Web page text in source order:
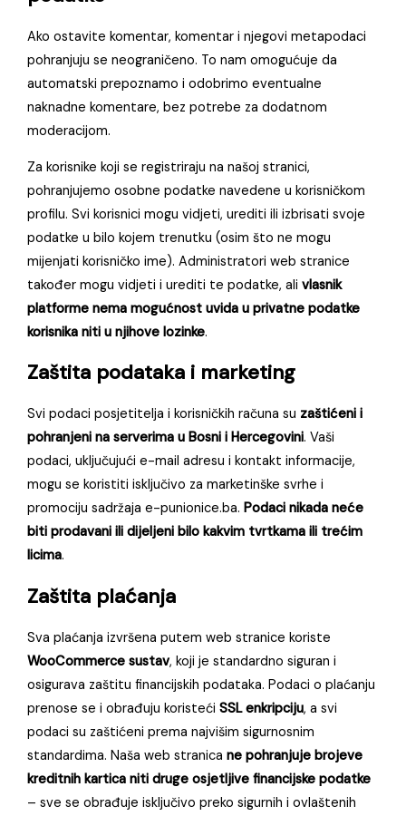
Ako ostavite komentar, komentar i njegovi metapodaci
pohranjuju se neograničeno. To nam omogućuje da
automatski prepoznamo i odobrimo eventualne
naknadne komentare, bez potrebe za dodatnom
moderacijom.
Za korisnike koji se registriraju na našoj stranici,
pohranjujemo osobne podatke navedene u korisničkom
profilu. Svi korisnici mogu vidjeti, urediti ili izbrisati svoje
podatke u bilo kojem trenutku (osim što ne mogu
mijenjati korisničko ime). Administratori web stranice
također mogu vidjeti i urediti te podatke, alivlasnik
platforme nema mogućnost uvida u privatne podatke
korisnika niti u njihove lozinke.
Zaštita podataka i marketing
Svi podaci posjetitelja i korisničkih računa su zaštićeni i
pohranjeni na serverima u Bosni i Hercegovini. Vaši
podaci, uključujući e-mail adresu i kontakt informacije,
mogu se koristiti isključivo za marketinške svrhe i
promociju sadržaja e-punionice.ba.Podaci nikada neće
biti prodavani ili dijeljeni bilo kakvim tvrtkama ili trećim
licima.
Zaštita plaćanja
Sva plaćanja izvršena putem web stranice koriste
WooCommerce sustav, koji je standardno siguran i
osigurava zaštitu financijskih podataka. Podaci o plaćanju
prenose se i obrađuju koristećiSSL enkripciju, a svi
podaci su zaštićeni prema najvišim sigurnosnim
standardima. Naša web stranicane pohranjuje brojeve
kreditnih kartica niti druge osjetljive financijske podatke
– sve se obrađuje isključivo preko sigurnih i ovlaštenih